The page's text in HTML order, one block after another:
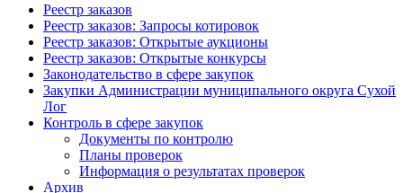
Реестр заказов
Реестр заказов: Запросы котировок
Реестр заказов: Открытые аукционы
Реестр заказов: Открытые конкурсы
Законодательство в сфере закупок
Закупки Администрации муниципального округа Сухой
Лог
Контроль в сфере закупок
Документы по контролю
Планы проверок
Информация о результатах проверок
Архив